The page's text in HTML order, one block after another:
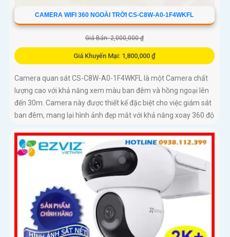
CAMERA WIFI 360 NGOÀI TRỜI CS-C8W-A0-1F4WKFL
Giá Bán: 2,000,000 ₫
Giá Khuyến Mại: 1,800,000 ₫
Camera quan sát CS-C8W-A0-1F4WKFL là một Camera chất
lượng cao với khả năng xem màu ban đêm và hồng ngoại lên
đến 30m. Camera này được thiết kế đặc biệt cho việc giám sát
ban đêm, mang lại hình ảnh đẹp mắt với khả năng xoay 360 độ